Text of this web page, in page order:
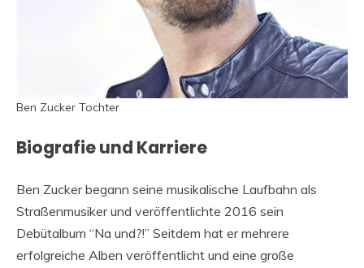
Ben Zucker Tochter
Biografie und Karriere
Ben Zucker begann seine musikalische Laufbahn als
Straßenmusiker und veröffentlichte 2016 sein
Debütalbum “Na und?!” Seitdem hat er mehrere
erfolgreiche Alben veröffentlicht und eine große